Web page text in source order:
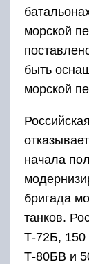
морской
быть
морской
начала
бригада
танков.
Т-72Б, 150
Т-80БВ и